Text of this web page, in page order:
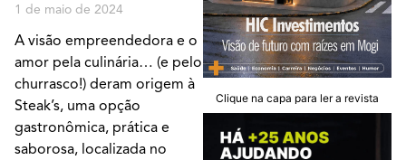
1 de maio de 2024
A visão empreendedora e o
amor pela culinária… (e pelo
churrasco!) deram origem à
Steak’s, uma opção
gastronômica, prática e
saborosa, localizada no
Clique na capa para ler a revista